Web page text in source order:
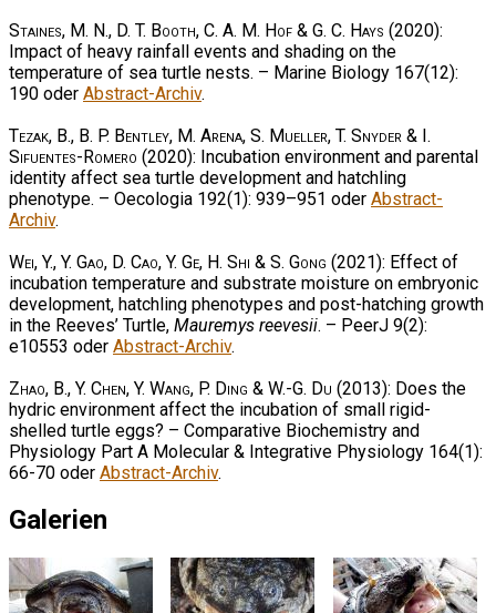
Staines, M. N., D. T. Booth, C. A. M. Hof & G. C. Hays (2020):
Impact of heavy rainfall events and shading on the
temperature of sea turtle nests. – Marine Biology 167(12):
190 oder Abstract-Archiv.
Tezak, B., B. P. Bentley, M. Arena, S. Mueller, T. Snyder & I.
Sifuentes-Romero (2020): Incubation environment and parental
identity affect sea turtle development and hatchling
phenotype. – Oecologia 192(1): 939–951 oder Abstract-
Archiv.
Wei, Y., Y. Gao, D. Cao, Y. Ge, H. Shi & S. Gong (2021): Effect of
incubation temperature and substrate moisture on embryonic
development, hatchling phenotypes and post-hatching growth
in the Reeves’ Turtle, Mauremys reevesii. – PeerJ 9(2):
e10553 oder Abstract-Archiv.
Zhao, B., Y. Chen, Y. Wang, P. Ding & W.-G. Du (2013): Does the
hydric environment affect the incubation of small rigid-
shelled turtle eggs? – Comparative Biochemistry and
Physiology Part A Molecular & Integrative Physiology 164(1):
66-70 oder Abstract-Archiv.
Galerien